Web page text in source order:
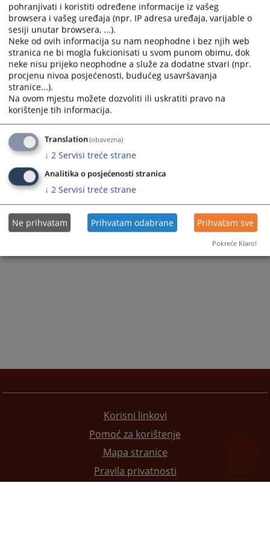
Prateći dokumenti
Plan nabavke 2023
559PREGLEDA
Korisni linkovi
Pomoć za korištenje
Mapa stranice
Pravila privatnosti
pohranjivati i koristiti određene informacije iz vašeg
browsera i vašeg uređaja (npr. IP adresa uređaja, varijable o
sesiji unutar browsera, ...).
Neke od ovih informacija su nam neophodne i bez njih web
stranica ne bi mogla fukcionisati u svom punom obimu, dok
neke nisu prijeko neophodne a služe za dodatne stvari (npr.
procjenu nivoa posjećenosti, budućeg usavršavanja
stranice...).
Na ovom mjestu možete dozvoliti ili uskratiti pravo na
korištenje tih informacija.
Translation(obavezna)
↓ 2 Servisi treće strane
Analitika o posjećenosti stranica
↓ 2 Servisi treće strane
Ne prihvatam Prihvatam odabrane Prihvatam sve
Pokreće Klaro!